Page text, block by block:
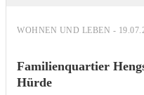
WOHNEN UND LEBEN -
Familienquartier
Hürde